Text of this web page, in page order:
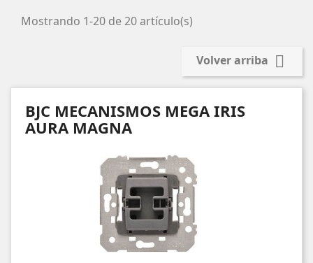
Mostrando 1-20 de 20 artículo(s)
Volver arriba 
BJC MECANISMOS MEGA IRIS
AURA MAGNA